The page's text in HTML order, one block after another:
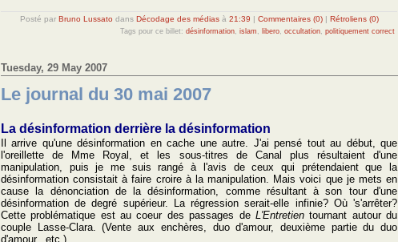
Posté par Bruno Lussato dans Décodage des médiasà 21:39 | Commentaires (0)| Rétroliens (0)
Tags pour ce billet: désinformation islam libero occultation politiquement correct
Tuesday, 29 May 2007
Le journal du 30 mai 2007
La désinformation derrière la désinformation
Il arrive qu'une désinformation en cache une autre. J'ai pensé tout au début, que
l'oreillette de Mme Royal, et les sous-titres de Canal plus résultaient d'une
manipulation, puis je me suis rangé à l'avis de ceux qui prétendaient que la
désinformation consistait à faire croire à la manipulation. Mais voici que je mets en
cause la dénonciation de la désinformation, comme résultant à son tour d'une
désinformation de degré supérieur. La régression serait-elle infinie? Où 's'arrêter?
Cette problématique est au coeur des passages de L'Entretientournant autour du
couple Lasse-Clara. (Vente aux enchères, duo d'amour, deuxième partie du duo
d'amour, etc.)